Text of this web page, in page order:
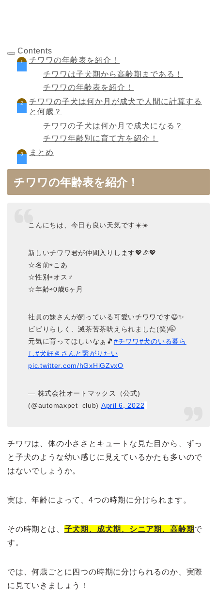
Contents
チワワの年齢表を紹介！
チワワは子犬期から高齢期まである！
チワワの年齢表を紹介！
チワワの子犬は何か月が成犬で人間に計算する
と何歳？
チワワの子犬は何か月で成犬になる？
チワワ年齢別に育て方を紹介！
まとめ
チワワの年齢表を紹介！
こんにちは、今日も良い天気です☀️☀️
新しいチワワ君が仲間入りします💖🎉💖
☆名前⇨こあ
☆性別⇨オス♂️
☆年齢⇨0歳6ヶ月
社員の妹さんが飼っている可愛いチワワです😃✨
ビビりらしく、滅茶苦茶吠えられました(笑)🤭
元気に育ってほしいなぁ🎵 #チワワ#犬のいる暮ら
し#犬好きさんと繋がりたい
pic.twitter.com/hGxHiGZvxO
— 株式会社オートマックス（公式)
(@automaxpet_club) April 6, 2022
チワワは、体の小ささとキュートな見た目から、ずっ
と子犬のような幼い感じに見えているかたも多いので
はないでしょうか。
実は、年齢によって、4つの時期に分けられます。
その時期とは、 子犬期、成犬期、シニア期、高齢期で
す。
では、何歳ごとに四つの時期に分けられるのか、実際
に見ていきましょう！